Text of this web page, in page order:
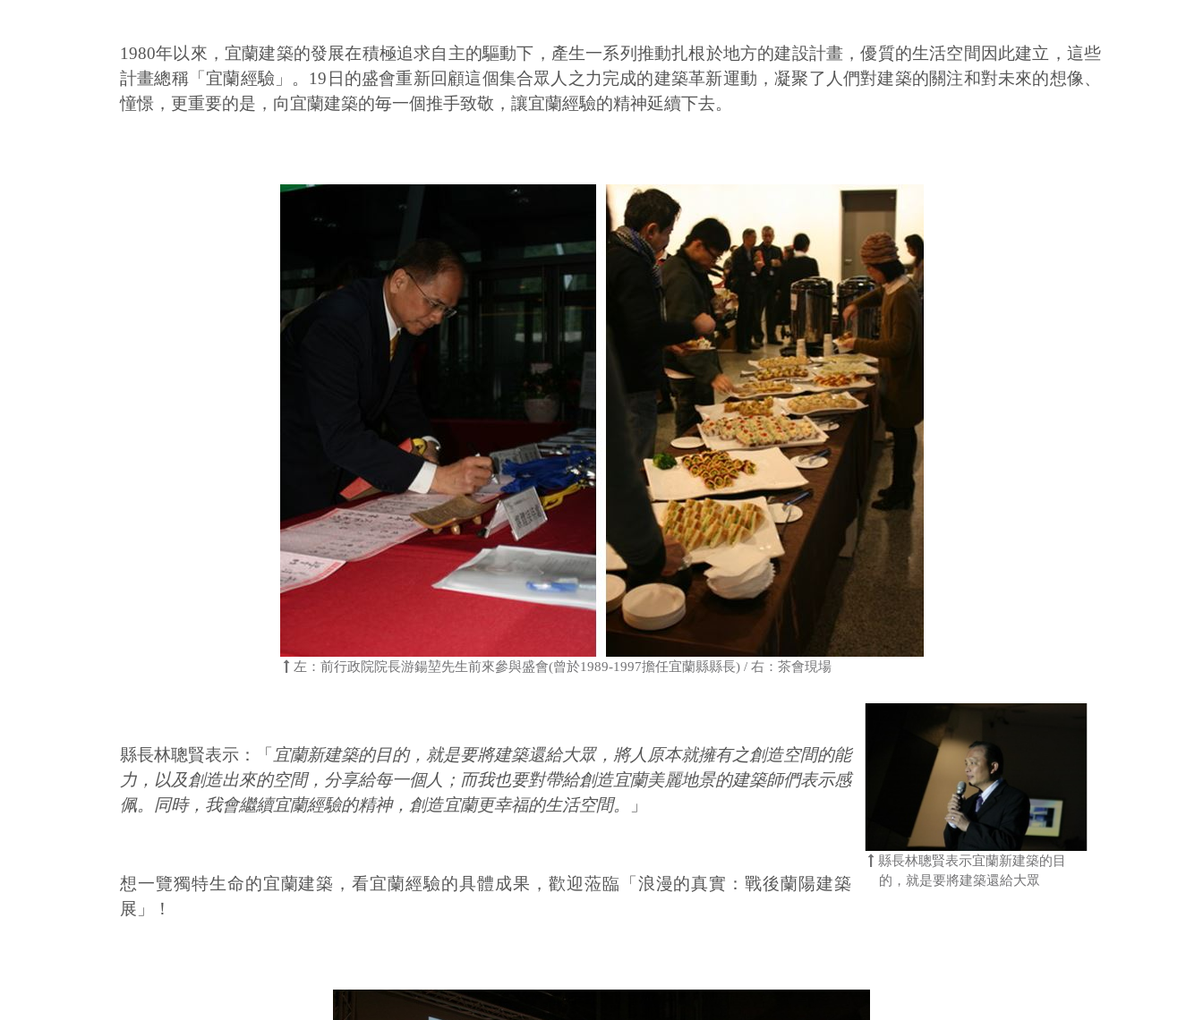
1980年以來，宜蘭建築的發展在積極追求自主的驅動下，產生一系列推動扎根於地方的建設計畫，優質的生活空間因此建立，這些
計畫總稱「宜蘭經驗」。19日的盛會重新回顧這個集合眾人之力完成的建築革新運動，凝聚了人們對建築的關注和對未來的想像、
憧憬，更重要的是，向宜蘭建築的毎一個推手致敬，讓宜蘭經驗的精神延續下去。
左：前行政院院長游鍚堃先生前來參與盛會(曾於1989-1997擔任宜蘭縣縣長) / 右：茶會現場
縣長林聰賢表示：「 宜蘭新建築的目的，就是要將建築還給大眾，將人原本就擁有之創造空間的能
力，以及創造出來的空間，分享給每一個人；而我也要對帶給創造宜蘭美麗地景的建築師們表示感
佩。同時，我會繼續宜蘭經驗的精神，創造宜蘭更幸福的生活空間。
」
想一覽獨特生命的宜蘭建築，看宜蘭經驗的具體成果，歡迎蒞臨「浪漫的真實：戰後蘭陽建築
展」！
縣長林聰賢表示宜蘭新建築的目
的，就是要將建築還給大眾